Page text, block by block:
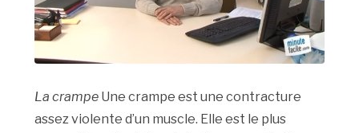
La crampe Une crampe est une contracture
assez violente d’un muscle. Elle est le plus